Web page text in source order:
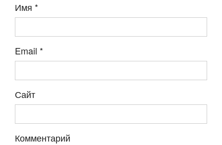
Имя *
Email *
Сайт
Комментарий